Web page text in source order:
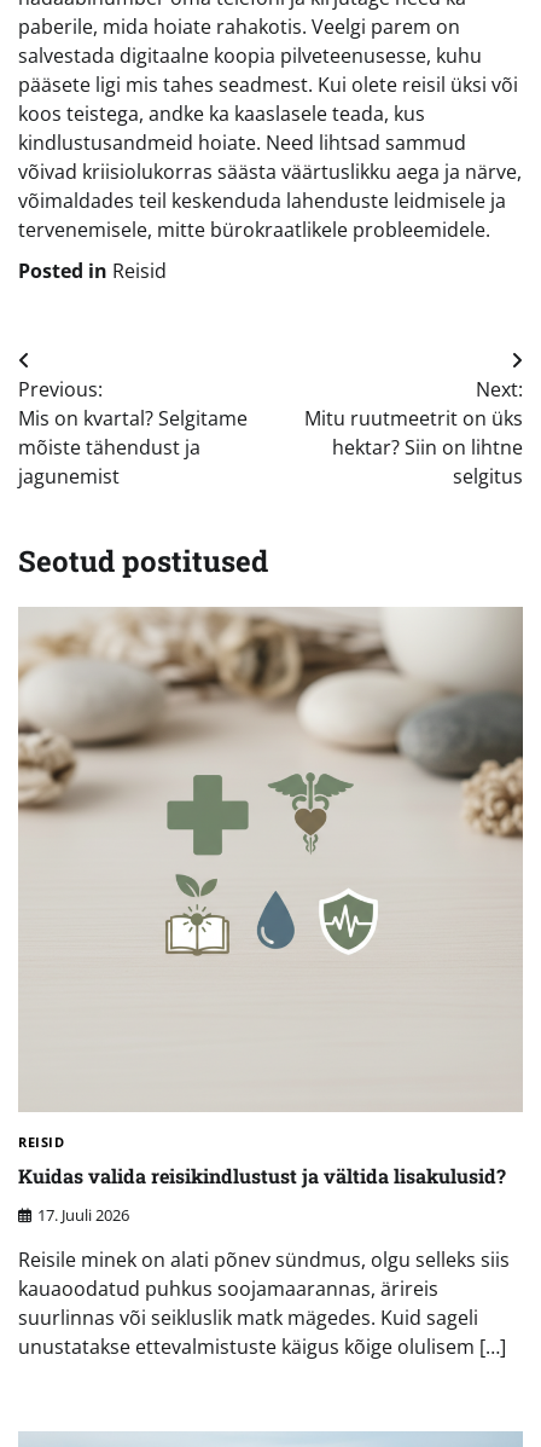
paberile, mida hoiate rahakotis. Veelgi parem on
salvestada digitaalne koopia pilveteenusesse, kuhu
pääsete ligi mis tahes seadmest. Kui olete reisil üksi või
koos teistega, andke ka kaaslasele teada, kus
kindlustusandmeid hoiate. Need lihtsad sammud
võivad kriisiolukorras säästa väärtuslikku aega ja närve,
võimaldades teil keskenduda lahenduste leidmisele ja
tervenemisele, mitte bürokraatlikele probleemidele.
Posted in Reisid
Navigeerimine
Previous:
Mis on kvartal? Selgitame
mõiste tähendust ja
jagunemist
Next:
Mitu ruutmeetrit on üks
hektar? Siin on lihtne
selgitus
Seotud postitused
REISID
Kuidas valida reisikindlustust ja vältida lisakulusid?
17. Juuli 2026
Reisile minek on alati põnev sündmus, olgu selleks siis
kauaoodatud puhkus soojamaarannas, ärireis
suurlinnas või seikluslik matk mägedes. Kuid sageli
unustatakse ettevalmistuste käigus kõige olulisem […]